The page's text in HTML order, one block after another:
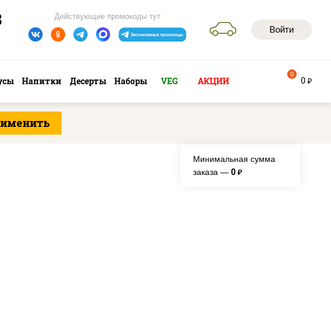
Войти
Действующие промокоды тут
Напитки Десерты Наборы VEG АКЦИИ 0 руб
0
Минимальная сумма
заказа — 0 руб.